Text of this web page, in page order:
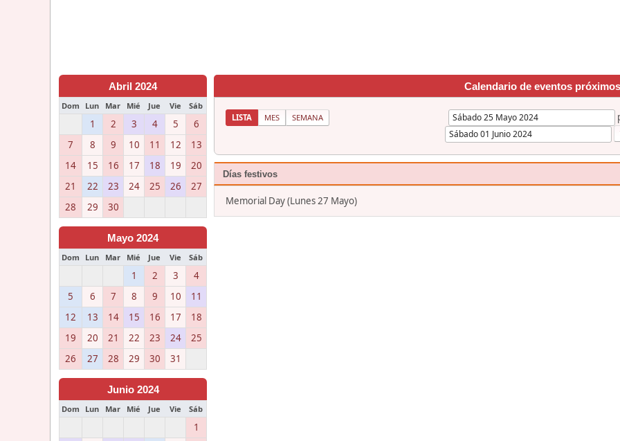
Abril 2024
Dom Lun Mar Mié Jue Vie Sáb
1 2 3 4 5
6
7
8 9 10 11 12
13
14
15 16 17 18 19
20
21
22 23 24 25 26
27
28
29 30
Mayo 2024
Dom Lun Mar Mié Jue Vie Sáb
1 2 3
4
5
6 7 8 9 10
11
12
13 14 15 16 17
18
19
20 21 22 23 24
25
26
27 28 29 30 31
Junio 2024
Dom Lun Mar Mié Jue Vie Sáb
1
Calendario de eventos próximos
LISTA MES SEMANA
Días festivos
Memorial Day (Lunes 27 Mayo)